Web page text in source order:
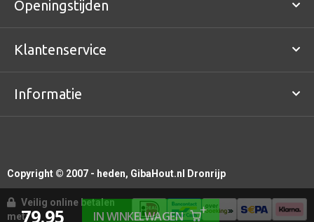
o
Openingstijden
Klantenservice
Informatie
Copyright © 2007 - heden, GibaHout.nl Dronrijp
Veilig online betalen
met:79.95 IN WINKELWAGEN